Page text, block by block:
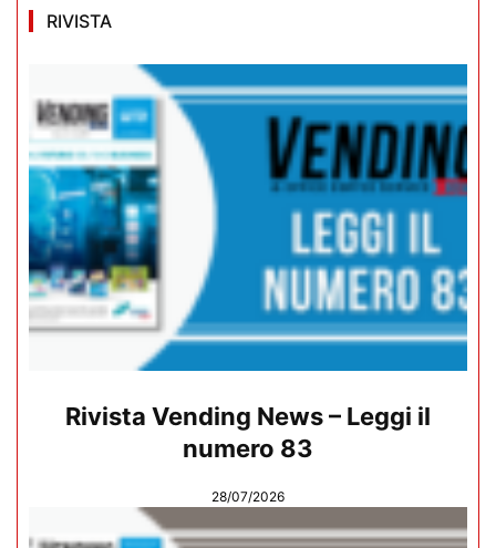
RIVISTA
Rivista Vending News – Leggi il
numero 83
28/07/2026